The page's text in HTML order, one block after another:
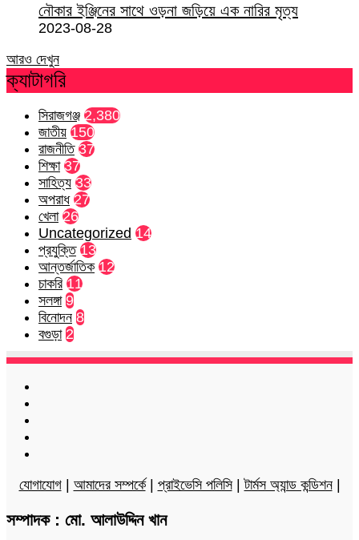
নৌকার ইঞ্জিনের সাথে ওড়না জড়িয়ে এক নারির মৃত্য
2023-08-28
আরও দেখুন
ক্যাটাগরি
সিরাজগঞ্জ 2,380
জাতীয় 150
রাজনীতি 37
শিক্ষা 37
সাহিত্য 33
অপরাধ 27
খেলা 26
Uncategorized 14
প্রযুক্তি 13
আন্তর্জাতিক 12
চাকরি 11
সলঙ্গা 9
বিনোদন 8
বগুড়া 2
যোগাযোগ| আমাদের সম্পর্কে| প্রাইভেসি পলিসি|টার্মস অ্যান্ড কন্ডিশন|
সম্পাদক : মো. আলাউদ্দিন খান